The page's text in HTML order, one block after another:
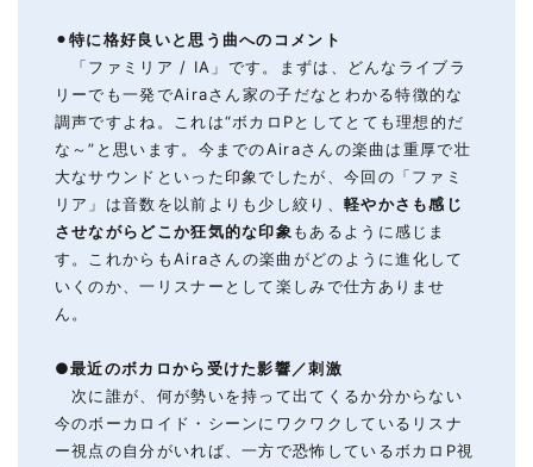
⚫︎特に格好良いと思う 曲へのコメント
「ファミリア / IA」です。まずは、どんなライブラ
リーでも一発でAiraさん家の子だなとわかる特徴的な
調声ですよね。これは“ボカロPとしてとても理想的だ
な～”と思います。今までのAiraさんの楽曲は重厚で壮
大なサウンドといった印象でしたが、今回の「ファミ
リア」は音数を以前よりも少し絞り、 軽やかさも感じ
させながらどこか狂気的な印象 もあるように感じま
す。これからもAiraさんの楽曲がどのように進化して
いくのか、一リスナーとして楽しみで仕方ありませ
ん。
●最近のボカロから受けた影響 ／刺激
次に誰が、何が勢いを持って出てくるか分からない
今のボーカロイド・シーンにワクワクしているリスナ
ー視点の自分がいれば、一方で恐怖しているボカロP視